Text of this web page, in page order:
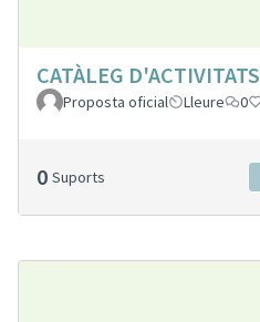
CATÀLEG D'ACTIVITATS
Proposta oficial Lleure 0
0 Suports